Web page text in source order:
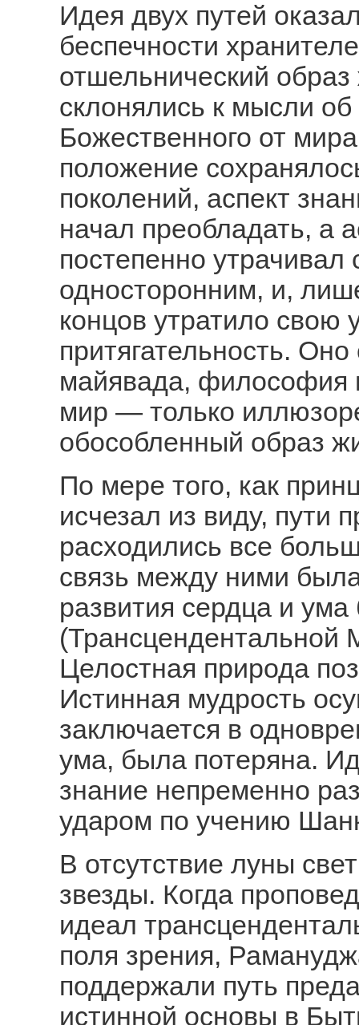
Идея двух путей
беспечности
отшельнический
склонялись к мысли об
Божественного от
положение
поколений, аспект
начал преобладать, а
постепенно
односторонним, и,
концов утратило свою
притягательность.
майявада, философия
мир — только
обособленный образ
По мере того, как
исчезал из виду, пути
расходились все
связь между ними
развития сердца и
(Трансцендентальной
Целостная природа
Истинная мудрость
заключается в
ума, была потеряна.
знание непременно
ударом по учению
В отсутствие луны
звезды. Когда
идеал
поля зрения,
поддержали путь
истинной основы в